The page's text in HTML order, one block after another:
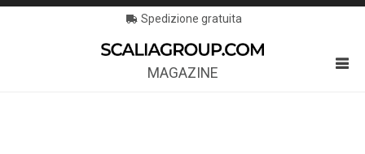
Spedizione gratuita
MAGAZINE